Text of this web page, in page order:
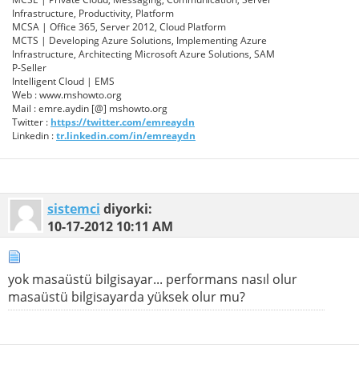
Infrastructure, Productivity, Platform
MCSA | Office 365, Server 2012, Cloud Platform
MCTS | Developing Azure Solutions, Implementing Azure
Infrastructure, Architecting Microsoft Azure Solutions, SAM
P-Seller
Intelligent Cloud | EMS
Web : www.mshowto.org
Mail : emre.aydin [@] mshowto.org
Twitter : https://twitter.com/emreaydn
Linkedin :tr.linkedin.com/in/emreaydn
sistemci diyorki:
10-17-2012 10:11 AM
yok masaüstü bilgisayar... performans nasıl olur
masaüstü bilgisayarda yüksek olur mu?